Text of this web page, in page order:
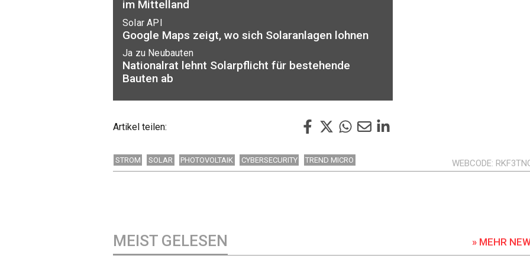
im Mittelland
Solar API
Google Maps zeigt, wo sich Solaranlagen lohnen
Ja zu Neubauten
Nationalrat lehnt Solarpflicht für bestehende
Bauten ab
Artikel teilen:
STROM SOLAR PHOTOVOLTAIK CYBERSECURITY TREND MICRO WEBCODE
MEIST GELESEN » MEHR